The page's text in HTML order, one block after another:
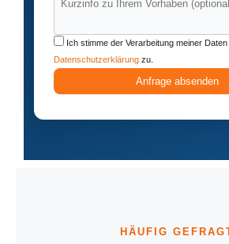
Ich stimme der Verarbeitung meiner
Datenschutzerklärung zu.
Anfrage absenden
HÄUFIG